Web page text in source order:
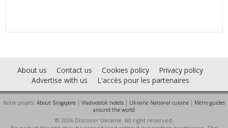
About us Contact us Cookies policy
Privacy policy
Advertise with us
L'accès pour les partenaires
Notre projets: About Singapore | Vladivostok hotels | Ukraine National cuisine | Metro guides
around the world
© 2026 Discover Ukraine. All right reserved.